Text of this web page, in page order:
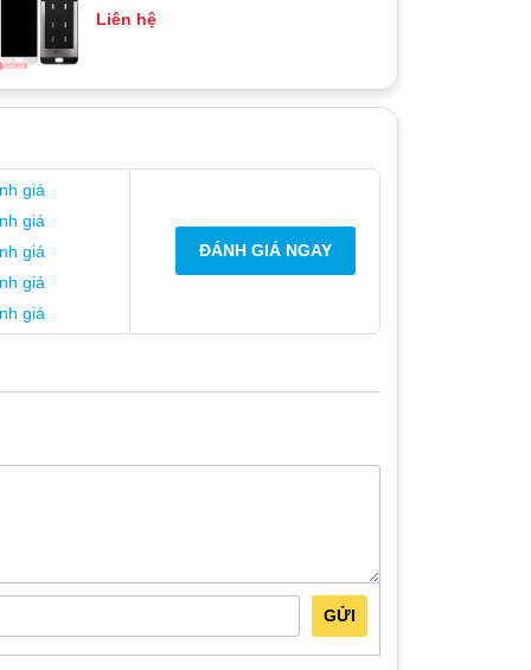
Liên hệ
giá
giá
giá
giá
giá
ĐÁNH GIÁ NGAY
GỬI